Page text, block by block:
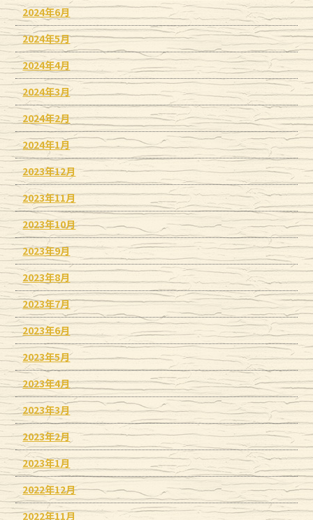
2024年6月
2024年5月
2024年4月
2024年3月
2024年2月
2024年1月
2023年12月
2023年11月
2023年10月
2023年9月
2023年8月
2023年7月
2023年6月
2023年5月
2023年4月
2023年3月
2023年2月
2023年1月
2022年12月
2022年11月